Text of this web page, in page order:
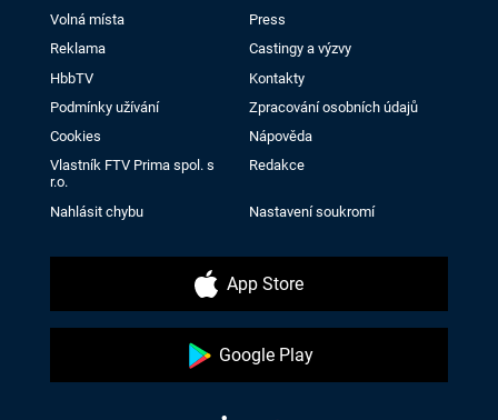
Volná místa
Press
Reklama
Castingy a výzvy
HbbTV
Kontakty
Podmínky užívání
Zpracování osobních údajů
Cookies
Nápověda
Vlastník FTV Prima spol. s
r.o.
Redakce
Nahlásit chybu Nastavení soukromí
App Store
Google Play